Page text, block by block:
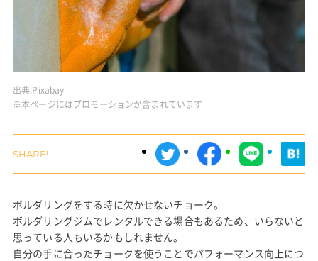
出典:Pixabay
※本ページにはプロモーションが含まれています
ボルダリングをする時に欠かせないチョーク。
ボルダリングジムでレンタルできる場合もあるため、いらないと
思っている人もいるかもしれません。
自分の手に合ったチョークを使うことでパフォーマンス向上につ